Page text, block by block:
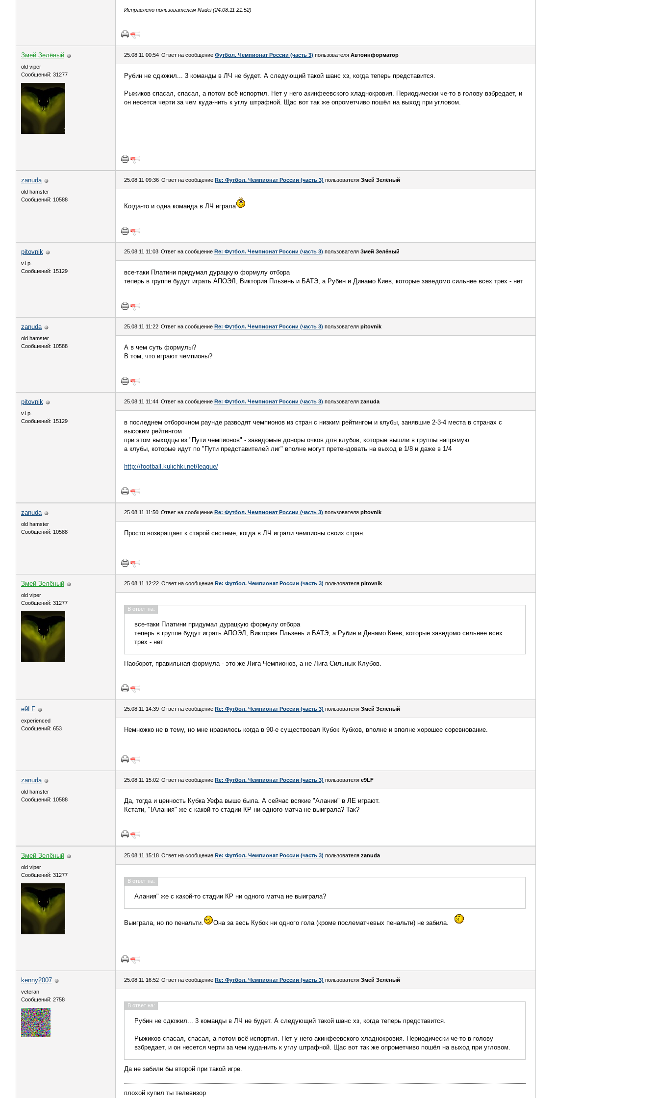
Исправлено пользователем Nadei (24.08.11 21:52)
Змей Зелёный
old viper
Сообщений: 31277
25.08.11 00:54 Ответ на сообщение Футбол. Чемпионат России (часть 3) пользователя Автоинформатор
Рубин не сдюжил... 3 команды в ЛЧ не будет. А следующий такой шанс хз, когда теперь представится.
Рыжиков спасал, спасал, а потом всё испортил. Нет у него акинфеевского хладнокровия. Периодически че-то в голову взбредает, и
он несется черти за чем куда-нить к углу штрафной. Щас вот так же опрометчиво пошёл на выход при угловом.
zanuda
old hamster
Сообщений: 10588
25.08.11 09:36 Ответ на сообщение Re: Футбол. Чемпионат России (часть 3) пользователя Змей Зелёный
Когда-то и одна команда в ЛЧ играла
pitovnik
v.i.p.
Сообщений: 15129
25.08.11 11:03 Ответ на сообщение Re: Футбол. Чемпионат России (часть 3) пользователя Змей Зелёный
все-таки Платини придумал дурацкую формулу отбора
теперь в группе будут играть АПОЭЛ, Виктория Пльзень и БАТЭ, а Рубин и Динамо Киев, которые заведомо сильнее всех трех - нет
zanuda
old hamster
Сообщений: 10588
25.08.11 11:22 Ответ на сообщение Re: Футбол. Чемпионат России (часть 3) пользователя pitovnik
А в чем суть формулы?
В том, что играют чемпионы?
pitovnik
v.i.p.
Сообщений: 15129
25.08.11 11:44 Ответ на сообщение Re: Футбол. Чемпионат России (часть 3) пользователя zanuda
в последнем отборочном раунде разводят чемпионов из стран с низким рейтингом и клубы, занявшие 2-3-4 места в странах с
высоким рейтингом
при этом выходцы из "Пути чемпионов" - заведомые доноры очков для клубов, которые вышли в группы напрямую
а клубы, которые идут по "Пути представителей лиг" вполне могут претендовать на выход в 1/8 и даже в 1/4
http://football.kulichki.net/league/
zanuda
old hamster
Сообщений: 10588
25.08.11 11:50 Ответ на сообщение Re: Футбол. Чемпионат России (часть 3) пользователя pitovnik
Просто возвращает к старой системе, когда в ЛЧ играли чемпионы своих стран.
Змей Зелёный
old viper
Сообщений: 31277
25.08.11 12:22 Ответ на сообщение Re: Футбол. Чемпионат России (часть 3) пользователя pitovnik
В ответ на:
все-таки Платини придумал дурацкую формулу отбора
теперь в группе будут играть АПОЭЛ, Виктория Пльзень и БАТЭ, а Рубин и Динамо Киев, которые заведомо сильнее всех
трех - нет
Наоборот, правильная формула - это же Лига Чемпионов, а не Лига Сильных Клубов.
e9LF
experienced
Сообщений: 653
25.08.11 14:39 Ответ на сообщение Re: Футбол. Чемпионат России (часть 3) пользователя Змей Зелёный
Немножко не в тему, но мне нравилось когда в 90-е существовал Кубок Кубков, вполне и вполне хорошее соревнование.
zanuda
old hamster
Сообщений: 10588
25.08.11 15:02 Ответ на сообщение Re: Футбол. Чемпионат России (часть 3) пользователя e9LF
Да, тогда и ценность Кубка Уефа выше была. А сейчас всякие "Алании" в ЛЕ играют.
Кстати, "!Алания" же с какой-то стадии КР ни одного матча не выиграла? Так?
Змей Зелёный
old viper
Сообщений: 31277
25.08.11 15:18 Ответ на сообщение Re: Футбол. Чемпионат России (часть 3) пользователя zanuda
В ответ на:
Алания" же с какой-то стадии КР ни одного матча не выиграла?
Выиграла, но по пенальти. Она за весь Кубок ни одного гола (кроме послематчевых пенальти) не забила.
kenny2007
veteran
Сообщений: 2758
25.08.11 16:52 Ответ на сообщение Re: Футбол. Чемпионат России (часть 3) пользователя Змей Зелёный
В ответ на:
Рубин не сдюжил... 3 команды в ЛЧ не будет. А следующий такой шанс хз, когда теперь представится.
Рыжиков спасал, спасал, а потом всё испортил. Нет у него акинфеевского хладнокровия. Периодически че-то в голову
взбредает, и он несется черти за чем куда-нить к углу штрафной. Щас вот так же опрометчиво пошёл на выход при угловом.
Да не забили бы второй при такой игре.
плохой купил ты телевизор